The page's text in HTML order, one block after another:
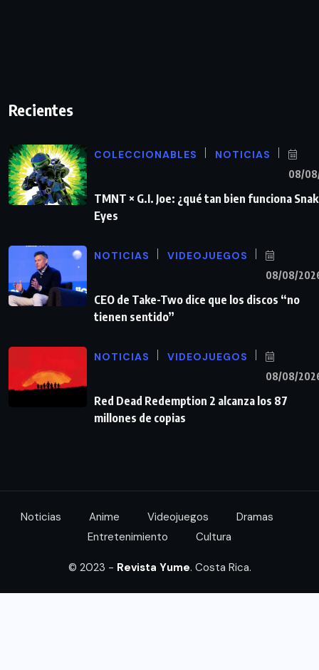
Recientes
COLECCIONABLES NOTICIAS
08/
TMNT × G.I. Joe: ¿qué tan bien funciona
Eyes
NOTICIAS VIDEOJUEGOS
08/08/
CEO de Take-Two dice que los discos “no
tienen sentido”
NOTICIAS VIDEOJUEGOS
08/08/
Red Dead Redemption 2 alcanza los 87
millones de copias
Noticias Anime Videojuegos
Dramas
Entretenimiento
Cultura
© 2023 - Revista Yume. Costa Rica.